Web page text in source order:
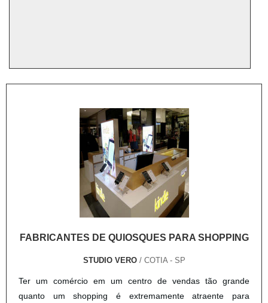
FABRICANTES DE QUIOSQUES PARA SHOPPING
STUDIO VERO / COTIA - SP
Ter um comércio em um centro de vendas tão grande
quanto um shopping é extremamente atraente para